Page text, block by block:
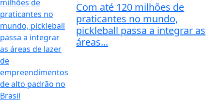
Com até 120 milhões de
praticantes no mundo,
pickleball passa a integrar as
áreas...